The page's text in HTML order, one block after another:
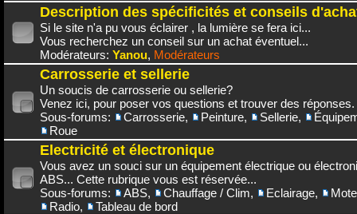
Description des spécificités et conseils
Si le site n'a pu vous éclairer , la lumière se fera ici...
Vous recherchez un conseil sur un achat éventuel...
Modérateurs: Yanou, Modérateurs
Carrosserie et sellerie
Un soucis de carrosserie ou sellerie?
Venez ici, pour poser vos questions et trouver des réponses.
Sous-forums:
Carrosserie, Peinture, Sellerie,
Roue
Electricité et électronique
Vous avez un souci sur un équipement électrique ou
ABS... Cette rubrique vous est réservée...
Sous-forums:
ABS, Chauffage / Clim, Eclairage,
Radio, Tableau de bord